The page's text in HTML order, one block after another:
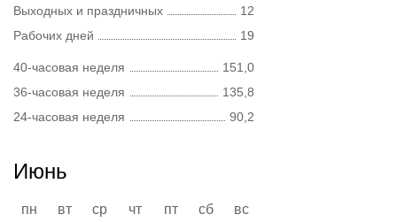
Выходных и праздничных
12
Рабочих дней
19
40-часовая неделя
151,0
36-часовая неделя
135,8
24-часовая неделя
90,2
Июнь
пн вт ср чт пт сб
вс